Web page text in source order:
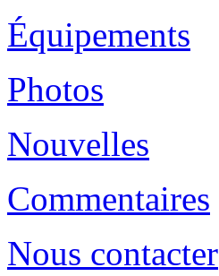
Équipements
Photos
Nouvelles
Commentaires
Nous contacter